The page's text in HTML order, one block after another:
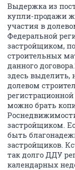
Выдержка из
купли-продажи
участия в
Федеральной
застройщиком,
строительных
данного
здесь выделить,
долевом
можно брать
застройщиком.
быть
застройщиков.
так долго ДДУ
календарных